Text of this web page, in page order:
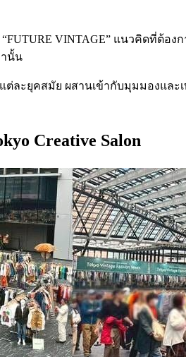
VINTAGE” แนวคิดที่
านั้น
ะยุคสมัย ผสานเข้ากับมุมมองและ
Creative Salon